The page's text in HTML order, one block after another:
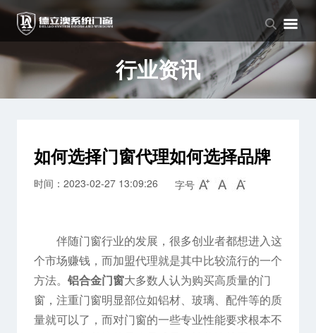
品牌中心
品牌介绍
企业文化
产品中心
窗系列
门系列
新闻中心
公司新闻
行业资讯
行业资讯
如何选择门窗代理如何选择品牌
时间：2023-02-27 13:09:26 字号
伴随门窗行业的发展，很多创业者都想进入这
个市场赚钱，而加盟代理就是其中比较流行的一个
方法。 铝合金门窗大多数人认为购买高质量的门
窗，注重门窗明显部位如铝材、玻璃、配件等的质
量就可以了，而对门窗的一些专业性能要求根本不